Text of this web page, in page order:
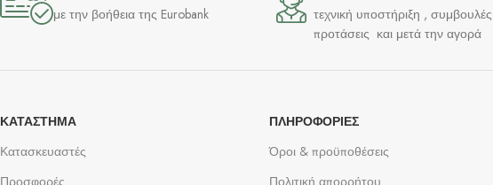
με την βοήθεια της Eurobank
τεχνική υποστήριξη , συμβουλές
προτάσεις και μετά την αγορά
ΚΑΤΆΣΤΗΜΑ
Κατασκευαστές
Προσφορές
ΠΛΗΡΟΦΟΡΊΕΣ
Όροι & προϋποθέσεις
Πολιτική απορρήτου